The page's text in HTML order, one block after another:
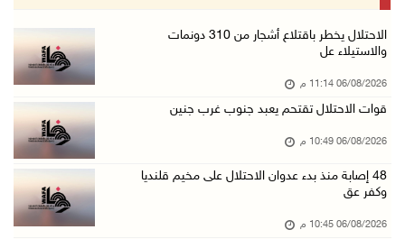
الاحتلال يوسع حملات الدهم والاعتقال في قلنديا ...
الرئيس المصري وملك البحرين يشددان على ضرورة ت ...
06/آب/2026 07:57 م
الاحتلال يخطر بإزالة أشجار زيتون والاستيلاء ع ...
06/آب/2026 07:53 م
الاحتلال يخطر باقتلاع أشجار من 310 دونمات
والاستيلاء عل
06/08/2026 11:14 م
قوات الاحتلال تقتحم يعبد جنوب غرب جنين
06/08/2026 10:49 م
48 إصابة منذ بدء عدوان الاحتلال على مخيم قلنديا
وكفر عق
06/08/2026 10:45 م